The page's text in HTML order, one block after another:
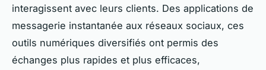
interagissent avec leurs clients. Des applications de
messagerie instantanée aux réseaux sociaux, ces
outils numériques diversifiés ont permis des
échanges plus rapides et plus efficaces,